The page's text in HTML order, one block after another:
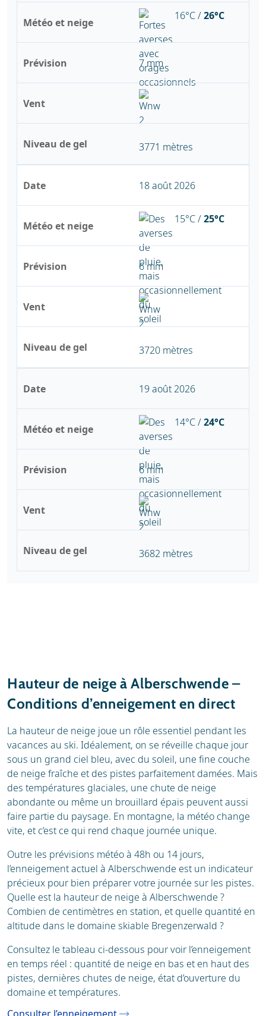
Météo et neige
Prévision
Vent
Niveau de gel
16°C /26°C
7 mm
3771 mètres
Date
Météo et neige
Prévision
Vent
Niveau de gel
18 août 2026
15°C /25°C
6 mm
3720 mètres
Date
Météo et neige
Prévision
Vent
Niveau de gel
19 août 2026
14°C /24°C
6 mm
3682 mètres
Hauteur de neige à Alberschwende –
Conditions d’enneigement en direct
La hauteur de neige joue un rôle essentiel pendant les
vacances au ski. Idéalement, on se réveille chaque jour
sous un grand ciel bleu, avec du soleil, une fine couche
de neige fraîche et des pistes parfaitement damées. Mais
des températures glaciales, une chute de neige
abondante ou même un brouillard épais peuvent aussi
faire partie du paysage. En montagne, la météo change
vite, et c’est ce qui rend chaque journée unique.
Outre les prévisions météo à 48h ou 14 jours,
l’enneigement actuel à Alberschwende est un indicateur
précieux pour bien préparer votre journée sur les pistes.
Quelle est la hauteur de neige à Alberschwende ?
Combien de centimètres en station, et quelle quantité en
altitude dans le domaine skiable Bregenzerwald ?
Consultez le tableau ci-dessous pour voir l’enneigement
en temps réel : quantité de neige en bas et en haut des
pistes, dernières chutes de neige, état d’ouverture du
domaine et températures.